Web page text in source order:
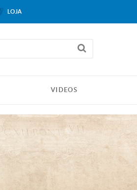
VIDEOS
LOJA